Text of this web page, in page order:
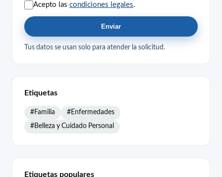
Acepto las condiciones legales.
Enviar
Tus datos se usan solo para atender la solicitud.
Etiquetas
#Familia #Enfermedades
#Belleza y Cuidado Personal
Etiquetas populares